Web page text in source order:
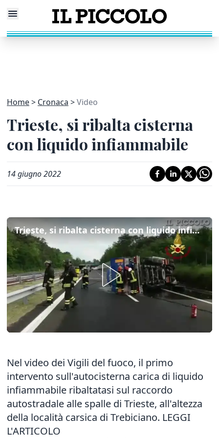
Home Cronaca Video
Trieste, si ribalta cisterna
con liquido infiammabile
14 giugno 2022
Trieste, si ribalta cisterna con liquido infiammabile
Nel video dei Vigili del fuoco, il primo
intervento sull'autocisterna carica di liquido
infiammabile ribaltatasi sul raccordo
autostradale alle spalle di Trieste, all'altezza
della località carsica di Trebiciano. LEGGI
L'ARTICOLO